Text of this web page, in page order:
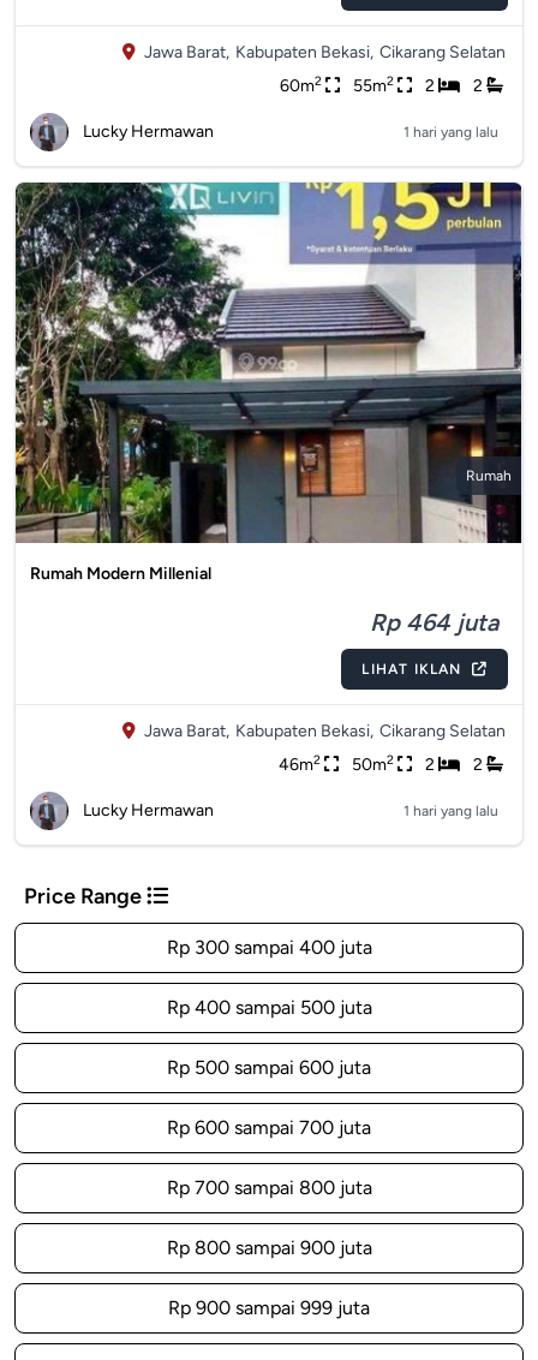
Jawa Barat, Kabupaten Bekasi, Cikarang Selatan
60m2 55m2 2 2
Lucky Hermawan 1 hari yang lalu
Rumah
Rumah Modern Millenial
Rp 464 juta
LIHAT IKLAN
Jawa Barat, Kabupaten Bekasi, Cikarang Selatan
46m2 50m2 2 2
Lucky Hermawan 1 hari yang lalu
Price Range
Rp 300 sampai 400 juta
Rp 400 sampai 500 juta
Rp 500 sampai 600 juta
Rp 600 sampai 700 juta
Rp 700 sampai 800 juta
Rp 800 sampai 900 juta
Rp 900 sampai 999 juta